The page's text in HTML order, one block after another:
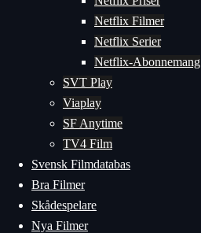
Netflix Filmer
Netflix Serier
Netflix-Abonnemang
SVT Play
Viaplay
SF Anytime
TV4 Film
Svensk Filmdatabas
Bra Filmer
Skådespelare
Nya Filmer